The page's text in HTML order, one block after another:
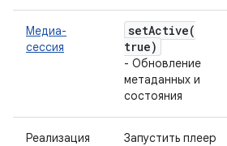
Медиа-
сессия
setActive(
true)
- Обновление
метаданных и
состояния
Реализация
Запустить плеер